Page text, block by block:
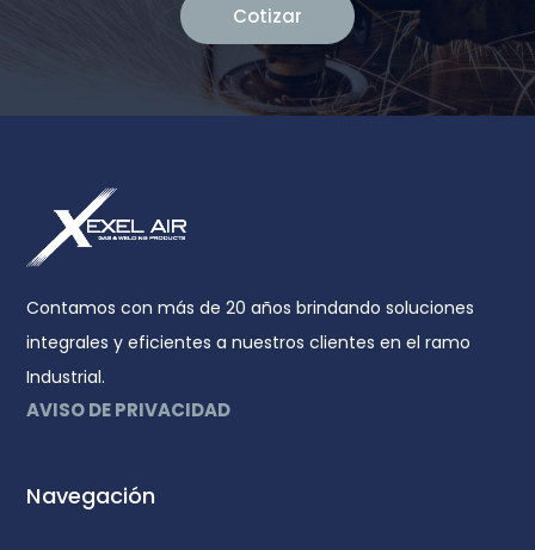
Cotizar
Contamos con más de 20 años brindando soluciones
integrales y eficientes a nuestros clientes en el ramo
Industrial.
AVISO DE PRIVACIDAD
Navegación